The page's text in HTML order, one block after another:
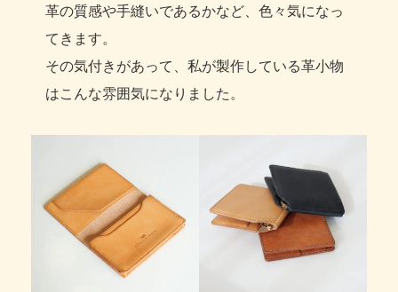
革の質感や手縫いであるかなど、色々気になっ
てきます。
その気付きがあって、私が製作している革小物
はこんな雰囲気になりました。